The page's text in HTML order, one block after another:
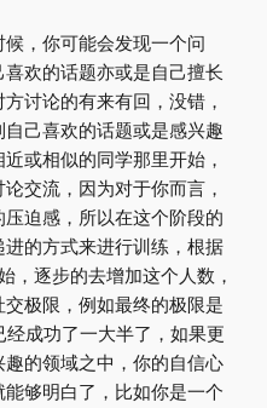
，你可能会发现一个问
欢的话题亦或是自己擅长
讨论的有来有回，没错，
己喜欢的话题或是感兴趣
或相似的同学那里开始，
交流，因为对于你而言，
迫感，所以在这个阶段的
的方式来进行训练，根据
，逐步的去增加这个人数，
极限，例如最终的极限是
成功了一大半了，如果更
的领域之中，你的自信心
够明白了，比如你是一个